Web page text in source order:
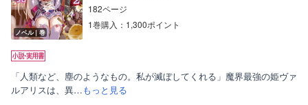
ノベル｜巻
182ページ
1巻購入：1,300ポイント
「人類など、塵のようなもの。私が滅ぼしてくれる」魔界最強の姫ヴァ
ルアリスは、異…もっと見る